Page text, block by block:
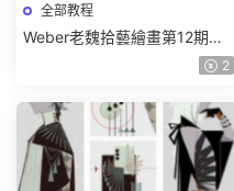
全部教程
Weber老魏拾藝繪畫第12期角
色特訓班【畫質不錯隻有視
2